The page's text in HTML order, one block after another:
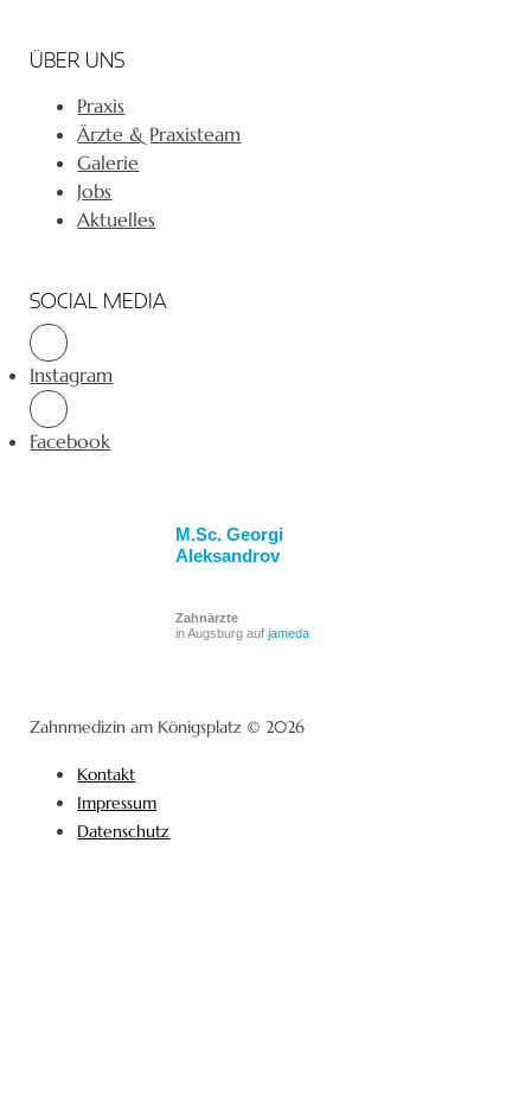
ÜBER UNS
Praxis
Ärzte & Praxisteam
Galerie
Jobs
Aktuelles
SOCIAL MEDIA
Instagram
Facebook
M.Sc. Georgi
Aleksandrov
Zahnärzte
in Augsburg aufjameda
Zahnmedizin am Königsplatz © 2026
Kontakt
Impressum
Datenschutz